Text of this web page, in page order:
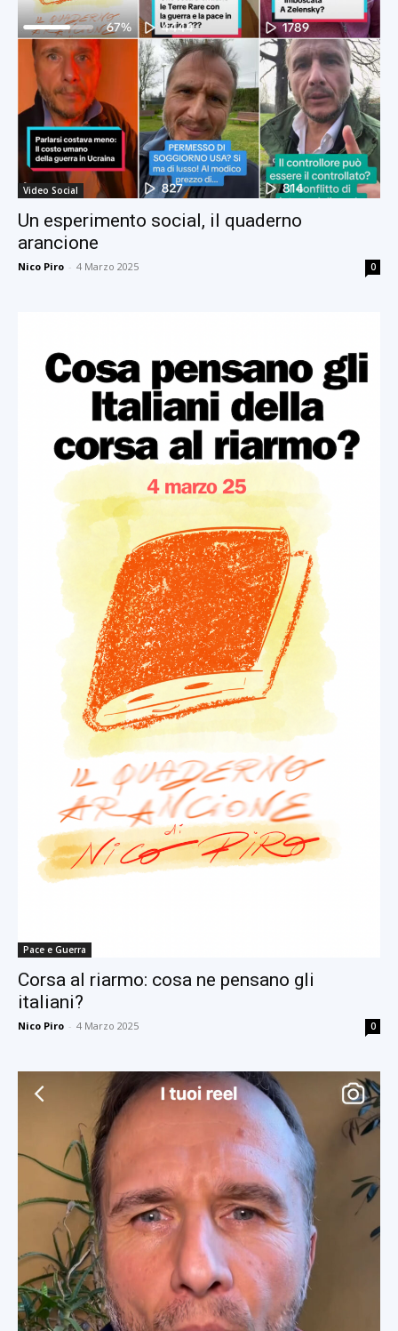
Video Social
Un esperimento social, il quaderno
arancione
Nico Piro - 4 Marzo 2025 0
Pace e Guerra
Corsa al riarmo: cosa ne pensano gli
italiani?
Nico Piro - 4 Marzo 2025 0